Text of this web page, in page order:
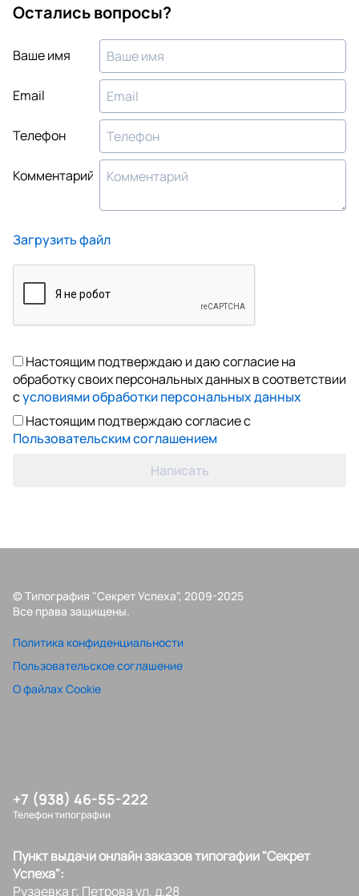
Остались вопросы?
Ваше имя
Email
Телефон
Комментарий
Загрузить файл
Настоящим подтверждаю и даю согласие на
обработку своих персональных данных в соответствии
сусловиями обработки персональных данных
Настоящим подтверждаю согласие с
Пользовательским соглашением
Написать
© Типография "Секрет Успеха", 2009-2025
Все права защищены.
Политика конфиденциальности
Пользовательское соглашение
О файлах Cookie
+7 (938) 46-55-222
Телефон типографии
Пункт выдачи онлайн заказов типогафии "Секрет
Успеха":
Рузаевка г, Петрова ул, д.28